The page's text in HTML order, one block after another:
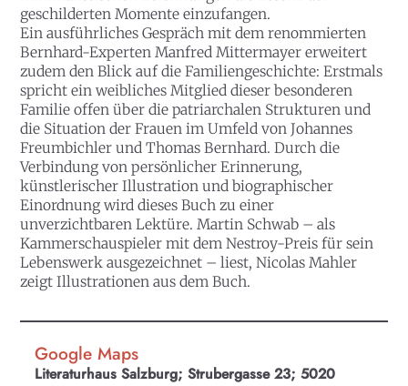
geschilderten Momente einzufangen.
Ein ausführliches Gespräch mit dem renommierten
Bernhard-Experten Manfred Mittermayer erweitert
zudem den Blick auf die Familiengeschichte: Erstmals
spricht ein weibliches Mitglied dieser besonderen
Familie offen über die patriarchalen Strukturen und
die Situation der Frauen im Umfeld von Johannes
Freumbichler und Thomas Bernhard. Durch die
Verbindung von persönlicher Erinnerung,
künstlerischer Illustration und biographischer
Einordnung wird dieses Buch zu einer
unverzichtbaren Lektüre. Martin Schwab – als
Kammerschauspieler mit dem Nestroy-Preis für sein
Lebenswerk ausgezeichnet – liest, Nicolas Mahler
zeigt Illustrationen aus dem Buch.
Google Maps
Literaturhaus Salzburg; Strubergasse 23; 5020